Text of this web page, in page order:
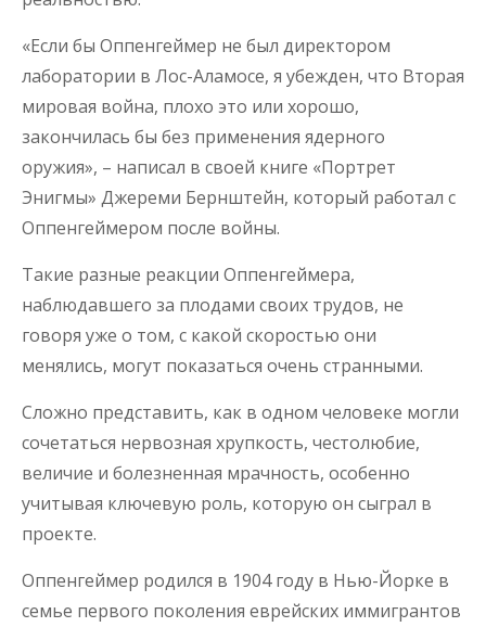
«Если бы Оппенгеймер не был директором
лаборатории в Лос-Аламосе, я убежден, что Вторая
мировая война, плохо это или хорошо,
закончилась бы без применения ядерного
оружия», – написал в своей книге «Портрет
Энигмы» Джереми Бернштейн, который работал с
Оппенгеймером после войны.
Такие разные реакции Оппенгеймера,
наблюдавшего за плодами своих трудов, не
говоря уже о том, с какой скоростью они
менялись, могут показаться очень странными.
Сложно представить, как в одном человеке могли
сочетаться нервозная хрупкость, честолюбие,
величие и болезненная мрачность, особенно
учитывая ключевую роль, которую он сыграл в
проекте.
Оппенгеймер родился в 1904 году в Нью-Йорке в
семье первого поколения еврейских иммигрантов